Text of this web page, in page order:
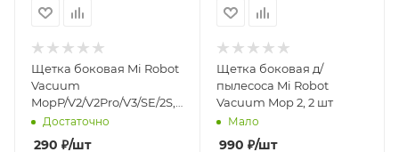
Щетка боковая Mi Robot
Vacuum
MopP/V2/V2Pro/V3/SE/2S,
2 шт.Достаточно
290 ₽/шт
Щетка боковая д/
пылесоса Mi Robot
Vacuum Mop 2, 2 шт
Мало
990 ₽/шт